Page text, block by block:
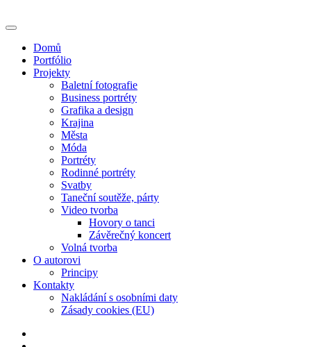
to
Domů
Portfólio
Projekty
Baletní fotografie
Business portréty
Grafika a design
Krajina
Města
Móda
Portréty
Rodinné portréty
Svatby
Taneční soutěže, párty
Video tvorba
Hovory o tanci
Závěrečný koncert
Volná tvorba
O autorovi
Principy
Kontakty
Nakládání s osobními daty
Zásady cookies (EU)